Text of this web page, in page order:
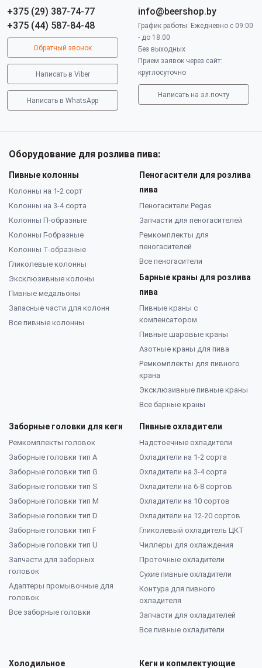
+375 (29) 387-74-77
+375 (44) 587-84-48
Обратный звонок
Написать в Viber
Написать в WhatsApp
info@beershop.by
График работы: Ежедневно с 09:00
- до 18:00
Без выходных
Прием заявок через сайт:
круглосуточно
Написать на эл.почту
Оборудование для розлива пива:
Пивные колонны
Колонны на 1-2 сорт
Колонны на 3-4 сорта
Колонны П-образные
Колонны Г-образные
Колонны Т-образные
Гликолевые колонны
Эксклюзивные колоны
Пивные медальоны
Запасные части для колонн
Все пивные колонны
Пеногасители для розлива
пива
Пеногасители Pegas
Запчасти для пеногасителей
Ремкомплекты для
пеногасителей
Все пеногасители
Барные краны для розлива
пива
Пивные краны с
компенсатором
Пивные шаровые краны
Азотные краны для пива
Ремкомплекты для пивного
крана
Эксклюзивные пивные краны
Все барные краны
Заборные головки для кеги
Ремкомплекты головок
Заборные головки тип А
Заборные головки тип G
Заборные головки тип S
Заборные головки тип M
Заборные головки тип D
Заборные головки тип F
Заборные головки тип U
Запчасти для заборных
головок
Адаптеры промывочные для
головок
Все заборные головки
Пивные охладители
Надстоечные охладители
Охладители на 1-2 сорта
Охладители на 3-4 сорта
Охладители на 6-8 сортов
Охладители на 10 сортов
Охладители на 12-20 сортов
Гликолевый охладитель ЦКТ
Чиллеры для охлаждения
Проточные охладители
Сухие пивные охладители
Контура для пивного
охладителя
Запчасти для охладителей
Все пивные охладители
Холодильное
Кеги и копмлектующие